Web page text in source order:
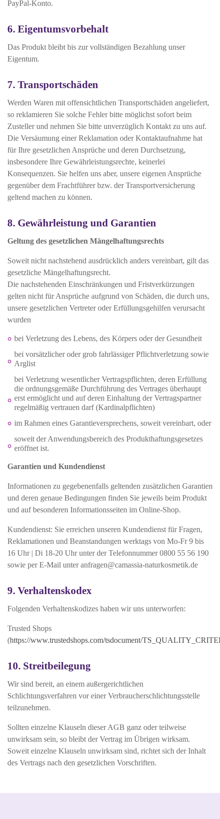
PayPal-Konto.
6. Eigentumsvorbehalt
Das Produkt bleibt bis zur vollständigen Bezahlung unser
Eigentum.
7. Transportschäden
Werden Waren mit offensichtlichen Transportschäden angeliefert,
so reklamieren Sie solche Fehler bitte möglichst sofort beim
Zusteller und nehmen Sie bitte unverzüglich Kontakt zu uns auf.
Die Versäumung einer Reklamation oder Kontaktaufnahme hat
für Ihre gesetzlichen Ansprüche und deren Durchsetzung,
insbesondere Ihre Gewährleistungsrechte, keinerlei
Konsequenzen. Sie helfen uns aber, unsere eigenen Ansprüche
gegenüber dem Frachtführer bzw. der Transportversicherung
geltend machen zu können.
8. Gewährleistung und Garantien
Geltung des gesetzlichen Mängelhaftungsrechts
Soweit nicht nachstehend ausdrücklich anders vereinbart, gilt das
gesetzliche Mängelhaftungsrecht.
Die nachstehenden Einschränkungen und Fristverkürzungen
gelten nicht für Ansprüche aufgrund von Schäden, die durch uns,
unsere gesetzlichen Vertreter oder Erfüllungsgehilfen verursacht
wurden
bei Verletzung des Lebens, des Körpers oder der Gesundheit
bei vorsätzlicher oder grob fahrlässiger Pflichtverletzung sowie
Arglist
bei Verletzung wesentlicher Vertragspflichten, deren Erfüllung
die ordnungsgemäße Durchführung des Vertrages überhaupt
erst ermöglicht und auf deren Einhaltung der Vertragspartner
regelmäßig vertrauen darf (Kardinalpflichten)
im Rahmen eines Garantieversprechens, soweit vereinbart, oder
soweit der Anwendungsbereich des Produkthaftungsgesetzes
eröffnet ist.
Garantien und Kundendienst
Informationen zu gegebenenfalls geltenden zusätzlichen Garantien
und deren genaue Bedingungen finden Sie jeweils beim Produkt
und auf besonderen Informationsseiten im Online-Shop.
Kundendienst: Sie erreichen unseren Kundendienst für Fragen,
Reklamationen und Beanstandungen werktags von Mo-Fr 9 bis
16 Uhr | Di 18-20 Uhr unter der Telefonnummer 0800 55 56 190
sowie per E-Mail unter anfragen@camassia-naturkosmetik.de
9. Verhaltenskodex
Folgenden Verhaltenskodizes haben wir uns unterworfen:
Trusted Shops
(https://www.trustedshops.com/tsdocument/
10. Streitbeilegung
Wir sind bereit, an einem außergerichtlichen
Schlichtungsverfahren vor einer Verbraucherschlichtungsstelle
teilzunehmen.
Sollten einzelne Klauseln dieser AGB ganz oder teilweise
unwirksam sein, so bleibt der Vertrag im Übrigen wirksam.
Soweit einzelne Klauseln unwirksam sind, richtet sich der Inhalt
des Vertrags nach den gesetzlichen Vorschriften.